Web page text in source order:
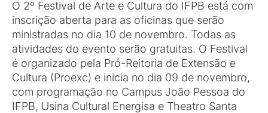
O 2º Festival de Arte e Cultura do IFPB está com
inscrição aberta para as oficinas que serão
ministradas no dia 10 de novembro. Todas as
atividades do evento serão gratuitas. O Festival
é organizado pela Pró-Reitoria de Extensão e
Cultura (Proexc) e inicia no dia 09 de novembro,
com programação no Campus João Pessoa do
IFPB, Usina Cultural Energisa e Theatro Santa